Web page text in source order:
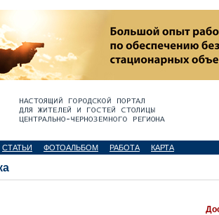
СТАТЬИ ФОТОАЛЬБОМ РАБОТА КАРТА